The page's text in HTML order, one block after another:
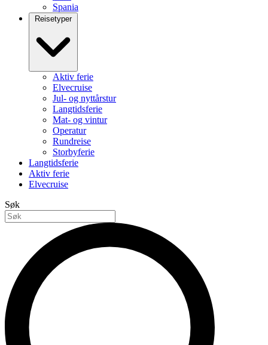
Spania
Reisetyper
Aktiv ferie
Elvecruise
Jul- og nyttårstur
Langtidsferie
Mat- og vintur
Operatur
Rundreise
Storbyferie
Langtidsferie
Aktiv ferie
Elvecruise
Søk